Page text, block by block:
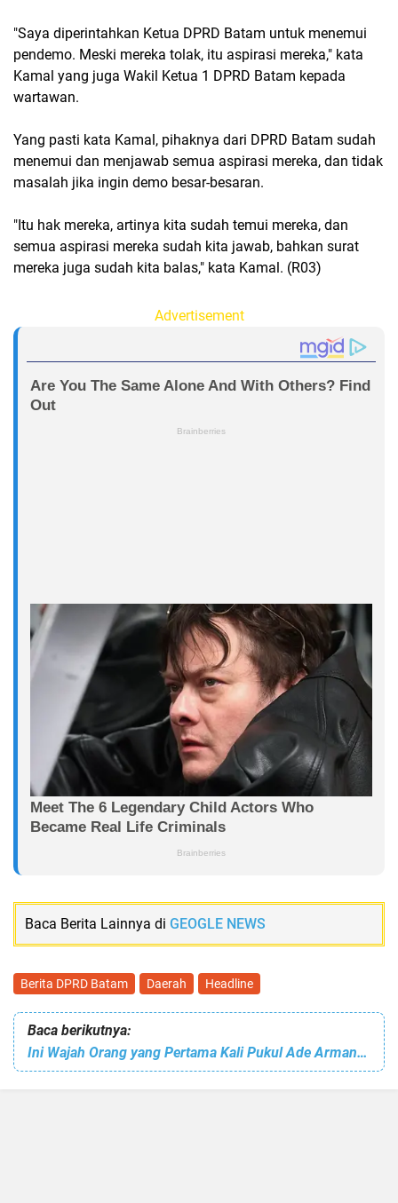
"Saya diperintahkan Ketua DPRD Batam untuk menemui
pendemo. Meski mereka tolak, itu aspirasi mereka," kata
Kamal yang juga Wakil Ketua 1 DPRD Batam kepada
wartawan.
Yang pasti kata Kamal, pihaknya dari DPRD Batam sudah
menemui dan menjawab semua aspirasi mereka, dan tidak
masalah jika ingin demo besar-besaran.
"Itu hak mereka, artinya kita sudah temui mereka, dan
semua aspirasi mereka sudah kita jawab, bahkan surat
mereka juga sudah kita balas," kata Kamal. (R03)
Advertisement
Baca Berita Lainnya di GEOGLE NEWS
Berita DPRD Batam Daerah Headline
Baca berikutnya:
Ini Wajah Orang yang Pertama Kali Pukul Ade Armando di Tengah Demo 11 April